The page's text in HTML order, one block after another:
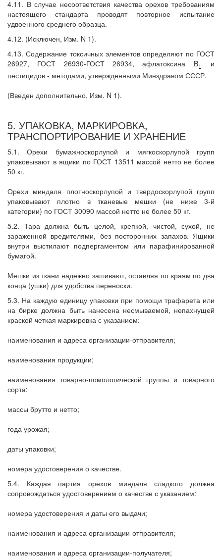
4.11. В случае несоответствия качества орехов требованиям
настоящего стандарта проводят повторное испытание
удвоенного среднего образца.
4.12. (Исключен, Изм. N 1).
4.13. Содержание токсичных элементов определяют по ГОСТ
26927, ГОСТ 26930-ГОСТ 26934, афлатоксина B
и
пестицидов - методами, утвержденными Минздравом СССР.
(Введен дополнительно, Изм. N 1).
5. УПАКОВКА, МАРКИРОВКА,
ТРАНСПОРТИРОВАНИЕ И ХРАНЕНИЕ
5.1. Орехи бумажноскорлупой и мягкоскорлупой групп
упаковывают в ящики по ГОСТ 13511 массой нетто не более
50 кг.
Орехи миндаля плотноскорлупой и твердоскорлупой групп
упаковывают плотно в тканевые мешки (не ниже 3-й
категории) по ГОСТ 30090 массой нетто не более 50 кг.
5.2. Тара должна быть целой, крепкой, чистой, сухой, не
зараженной вредителями, без посторонних запахов. Ящики
внутри выстилают подпергаментом или парафинированной
бумагой.
Мешки из ткани надежно зашивают, оставляя по краям по два
конца (ушки) для удобства переноски.
5.3. На каждую единицу упаковки при помощи трафарета или
на бирке должна быть нанесена несмываемой, непахнущей
краской четкая маркировка с указанием:
наименования и адреса организации-отправителя;
наименования продукции;
наименования товарно-помологической группы и товарного
сорта;
массы брутто и нетто;
года урожая;
даты упаковки;
номера удостоверения о качестве.
5.4. Каждая партия орехов миндаля сладкого должна
сопровождаться удостоверением о качестве с указанием:
номера удостоверения и даты его выдачи;
наименования и адреса организации-отправителя;
наименования и адреса организации-получателя;